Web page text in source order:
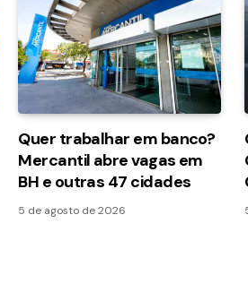
Quer trabalhar em banco?
Mercantil abre vagas em
BH e outras 47 cidades
5 de agosto de 2026